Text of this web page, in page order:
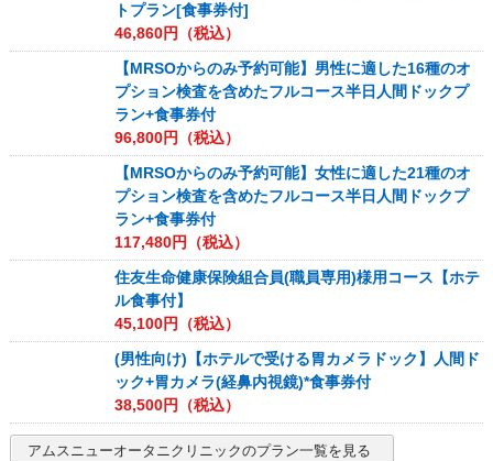
トプラン[食事券付]
46,860円（税込）
【MRSOからのみ予約可能】男性に適した16種のオ
プション検査を含めたフルコース半日人間ドックプ
ラン+食事券付
96,800円（税込）
【MRSOからのみ予約可能】女性に適した21種のオ
プション検査を含めたフルコース半日人間ドックプ
ラン+食事券付
117,480円（税込）
住友生命健康保険組合員(職員専用)様用コース【ホテ
ル食事付】
45,100円（税込）
(男性向け)【ホテルで受ける胃カメラドック】人間ド
ック+胃カメラ(経鼻内視鏡)*食事券付
38,500円（税込）
アムスニューオータニクリニックのプラン一覧を見る